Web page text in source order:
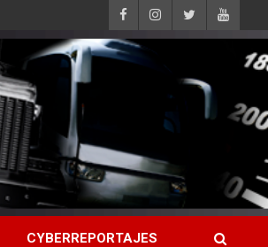
CYBERREPORTAJES